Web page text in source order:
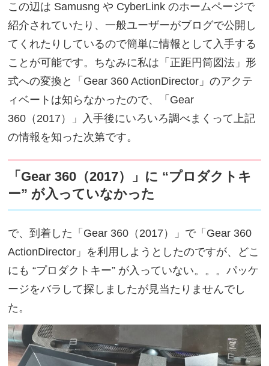
この辺は Samusng や CyberLink のホームページで
紹介されていたり、一般ユーザーがブログで公開し
てくれたりしているので簡単に情報として入手する
ことが可能です。ちなみに私は「正距円筒図法」形
式への変換と「Gear 360 ActionDirector」のアクテ
ィベートは知らなかったので、「Gear
360（2017）」入手後にいろいろ調べまくって上記
の情報を知った次第です。
「Gear 360（2017）」に “プロダクトキ
ー” が入っていなかった
で、到着した「Gear 360（2017）」で「Gear 360
ActionDirector」を利用しようとしたのですが、どこ
にも “プロダクトキー” が入っていない。。。パッケ
ージをバラして探しましたが見当たりませんでし
た。